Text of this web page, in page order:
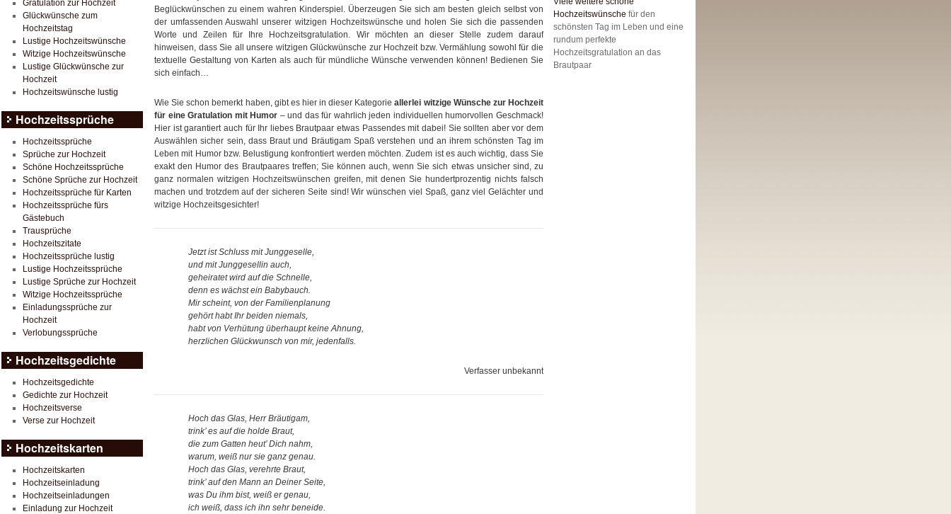
Beglückwünschen zu einem wahren Kinderspiel. Überzeugen Sie sich am besten gleich selbst von
der umfassenden Auswahl unserer witzigen Hochzeitswünsche und holen Sie sich die passenden
Worte und Zeilen für Ihre Hochzeitsgratulation. Wir möchten an dieser Stelle zudem darauf
hinweisen, dass Sie all unsere witzigen Glückwünsche zur Hochzeit bzw. Vermählung sowohl für die
textuelle Gestaltung von Karten als auch für mündliche Wünsche verwenden können! Bedienen Sie
sich einfach…
Wie Sie schon bemerkt haben, gibt es hier in dieser Kategorieallerlei witzige Wünsche zur Hochzeit
für eine Gratulation mit Humor – und das für wahrlich jeden individuellen humorvollen Geschmack!
Hier ist garantiert auch für Ihr liebes Brautpaar etwas Passendes mit dabei! Sie sollten aber vor dem
Auswählen sicher sein, dass Braut und Bräutigam Spaß verstehen und an ihrem schönsten Tag im
Leben mit Humor bzw. Belustigung konfrontiert werden möchten. Zudem ist es auch wichtig, dass Sie
exakt den Humor des Brautpaares treffen; Sie können auch, wenn Sie sich etwas unsicher sind, zu
ganz normalen witzigen Hochzeitswünschen greifen, mit denen Sie hundertprozentig nichts falsch
machen und trotzdem auf der sicheren Seite sind! Wir wünschen viel Spaß, ganz viel Gelächter und
witzige Hochzeitsgesichter!
Jetzt ist Schluss mit Junggeselle,
und mit Junggesellin auch,
geheiratet wird auf die Schnelle,
denn es wächst ein Babybauch.
Mir scheint, von der Familienplanung
gehört habt Ihr beiden niemals,
habt von Verhütung überhaupt keine Ahnung,
herzlichen Glückwunsch von mir, jedenfalls.
Verfasser unbekannt
Hoch das Glas, Herr Bräutigam,
trink’ es auf die holde Braut,
die zum Gatten heut’ Dich nahm,
warum, weiß nur sie ganz genau.
Hoch das Glas, verehrte Braut,
trink’ auf den Mann an Deiner Seite,
was Du ihm bist, weiß er genau,
ich weiß, dass ich ihn sehr beneide.
Gratulation zur Hochzeit
Glückwünsche zum
Hochzeitstag
Lustige Hochzeitswünsche
Witzige Hochzeitswünsche
Lustige Glückwünsche zur
Hochzeit
Hochzeitswünsche lustig
Hochzeitssprüche
Hochzeitssprüche
Sprüche zur Hochzeit
Schöne Hochzeitssprüche
Schöne Sprüche zur Hochzeit
Hochzeitssprüche für Karten
Hochzeitssprüche fürs
Gästebuch
Trausprüche
Hochzeitszitate
Hochzeitssprüche lustig
Lustige Hochzeitssprüche
Lustige Sprüche zur Hochzeit
Witzige Hochzeitssprüche
Einladungssprüche zur
Hochzeit
Verlobungssprüche
Hochzeitsgedichte
Hochzeitsgedichte
Gedichte zur Hochzeit
Hochzeitsverse
Verse zur Hochzeit
Hochzeitskarten
Hochzeitskarten
Hochzeitseinladung
Hochzeitseinladungen
Einladung zur Hochzeit
Hochzeitswünsche für den
schönsten Tag im Leben und eine
rundum perfekte
Hochzeitsgratulation an das
Brautpaar